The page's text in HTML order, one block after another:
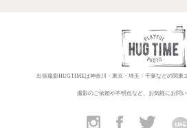
出張撮影HUGTIMEは神奈川・東京・埼玉・千葉などの関東
撮影のご依頼や不明点など、お気軽にお問い